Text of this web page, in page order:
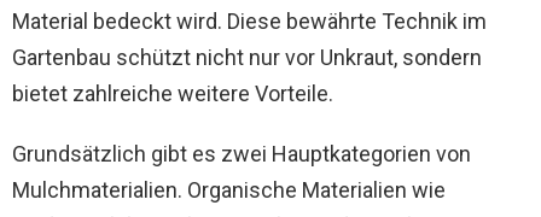
Material bedeckt wird. Diese bewährte Technik im
Gartenbau schützt nicht nur vor Unkraut, sondern
bietet zahlreiche weitere Vorteile.
Grundsätzlich gibt es zwei Hauptkategorien von
Mulchmaterialien. Organische Materialien wie